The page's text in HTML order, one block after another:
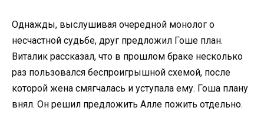
Однажды, выслушивая очередной монолог о
несчастной судьбе, друг предложил Гоше план.
Виталик рассказал, что в прошлом браке несколько
раз пользовался беспроигрышной схемой, после
которой жена смягчалась и уступала ему. Гоша плану
внял. Он решил предложить Алле пожить отдельно.